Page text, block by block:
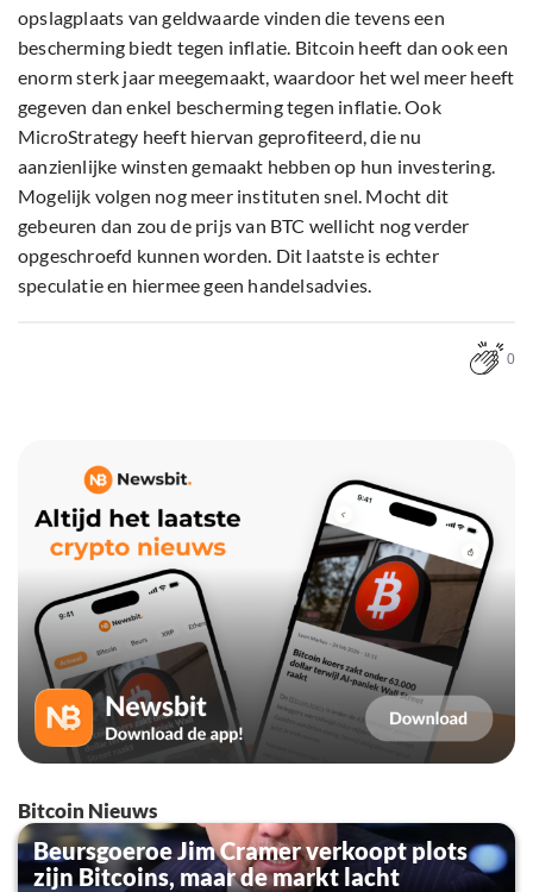
opslagplaats van geldwaarde vinden die tevens een
bescherming biedt tegen inflatie. Bitcoin heeft dan ook een
enorm sterk jaar meegemaakt, waardoor het wel meer heeft
gegeven dan enkel bescherming tegen inflatie. Ook
MicroStrategy heeft hiervan geprofiteerd, die nu
aanzienlijke winsten gemaakt hebben op hun investering.
Mogelijk volgen nog meer instituten snel. Mocht dit
gebeuren dan zou de prijs van BTC wellicht nog verder
opgeschroefd kunnen worden. Dit laatste is echter
speculatie en hiermee geen handelsadvies.
0
Bitcoin Nieuws
Beursgoeroe Jim Cramer verkoopt plots
zijn Bitcoins, maar de markt lacht